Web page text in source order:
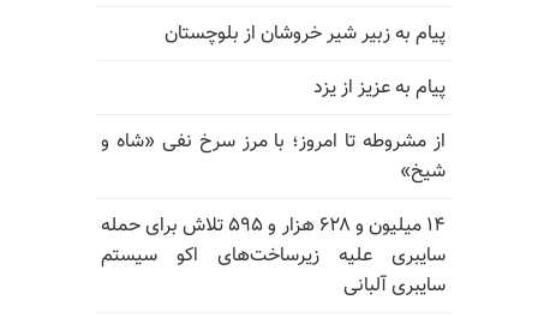
پیام به زبیر شیر خروشان از بلوچستان
پیام به عزیز از یزد
از مشروطه تا امروز؛ با مرز سرخ نفی «شاه و
شیخ»
۱۴ میلیون و ۶۲۸ هزار و ۵۹۵ تلاش برای حمله
سایبری علیه زیرساخت‌های اکو سیستم
سایبری آلبانی